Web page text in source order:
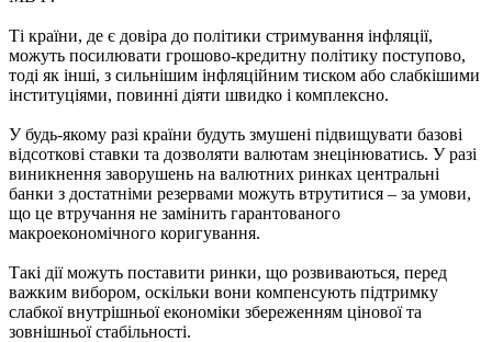
Ті країни, де є довіра до політики стримування інфляції,
можуть посилювати грошово-кредитну політику поступово,
тоді як інші, з сильнішим інфляційним тиском або слабкішими
інституціями, повинні діяти швидко і комплексно.
У будь-якому разі країни будуть змушені підвищувати базові
відсоткові ставки та дозволяти валютам знецінюватись. У разі
виникнення заворушень на валютних ринках центральні
банки з достатніми резервами можуть втрутитися – за умови,
що це втручання не замінить гарантованого
макроекономічного коригування.
Такі дії можуть поставити ринки, що розвиваються, перед
важким вибором, оскільки вони компенсують підтримку
слабкої внутрішньої економіки збереженням цінової та
зовнішньої стабільності.